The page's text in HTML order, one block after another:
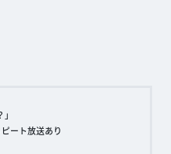
ート放送あり